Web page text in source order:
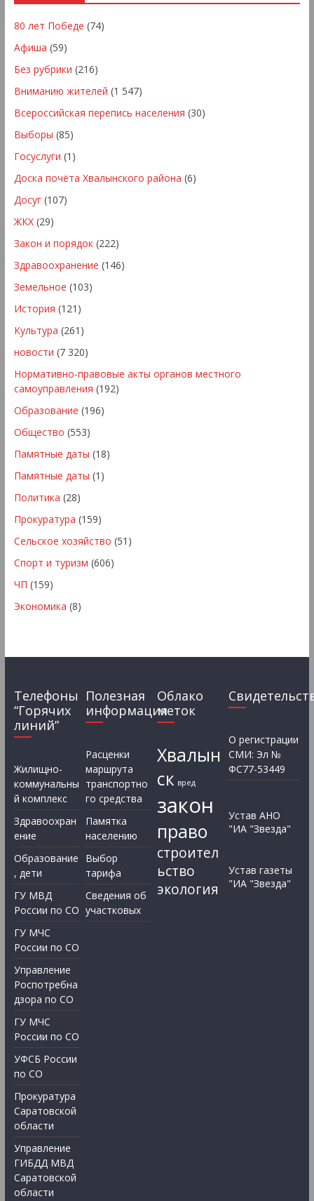
80 лет Победе (74)
Афиша (59)
Без рубрики (216)
Вниманию жителей (1 547)
Всероссийская перепись населения (30)
Выборы (85)
Госуслуги (1)
Доска почёта Хвалынского района (6)
Досуг(107)
ЖКХ(29)
Закон и порядок(222)
Здравоохранение (146)
Земельное (103)
История (121)
Культура (261)
новости (7 320)
Нормативно-правовые акты органов местного
самоуправления (192)
Образование (196)
Общество (553)
Памятные даты (18)
Памятные даты (1)
Политика (28)
Прокуратура (159)
Сельское хозяйство (51)
Спорт и туризм (606)
ЧП (159)
Экономика (8)
Телефоны
“Горячих
линий”
Жилищно-
коммунальны
й комплекс
Здравоохран
ение
Образование
, дети
ГУ МВД
России по СО
ГУ МЧС
России по СО
Управление
Роспотребна
дзора по СО
ГУ МЧС
России по СО
УФСБ России
по СО
Прокуратура
Саратовской
области
Управление
ГИБДД МВД
Саратовской
области
Полезная
информация
Расценки
маршрута
транспортно
го средства
Памятка
населению
Выбор
тарифа
Сведения об
участковых
Облако
меток
Хвалын
ск вред
закон
право
строител
ьство
экология
О регистрации
СМИ: Эл №
ФС77-53449
Устав АНО
"ИА "Звезда"
Устав газеты
"ИА "Звезда"